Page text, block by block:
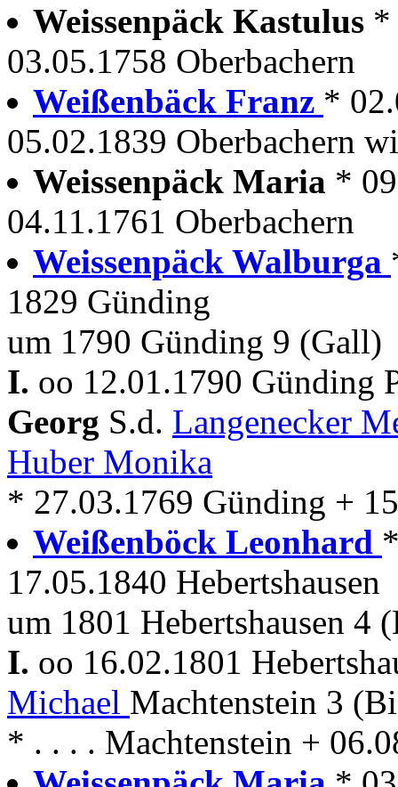
Weissenpäck Kastulus *
03.05.1758 Oberbachern
Weißenbäck Franz *
05.02.1839 Oberbachern
Weissenpäck Maria *
04.11.1761 Oberbachern
Weissenpäck Walburga
1829 Günding
um 1790 Günding 9 (Gall)
I. oo 12.01.1790
Georg S.d. Langenecker
Huber Monika
* 27.03.1769 Günding +
Weißenböck Leonhard
17.05.1840 Hebertshausen
um 1801 Hebertshausen 4
I. oo 16.02.1801
Michael Machtenstein 3
* . . . . Machtenstein +